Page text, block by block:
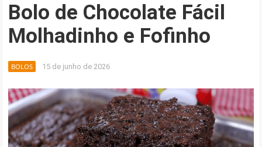
Bolo de Chocolate Fácil
Molhadinho e Fofinho
BOLOS 15 de junho de 2026